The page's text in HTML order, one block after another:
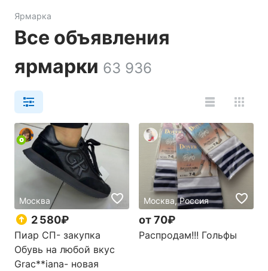
Ярмарка
Все объявления
ярмарки 63 936
Москва
2 580₽
Пиар СП- закупка
Обувь на любой вкус
Grac**iana- новая
Москва, Россия
от 70₽
Распродам!!! Гольфы